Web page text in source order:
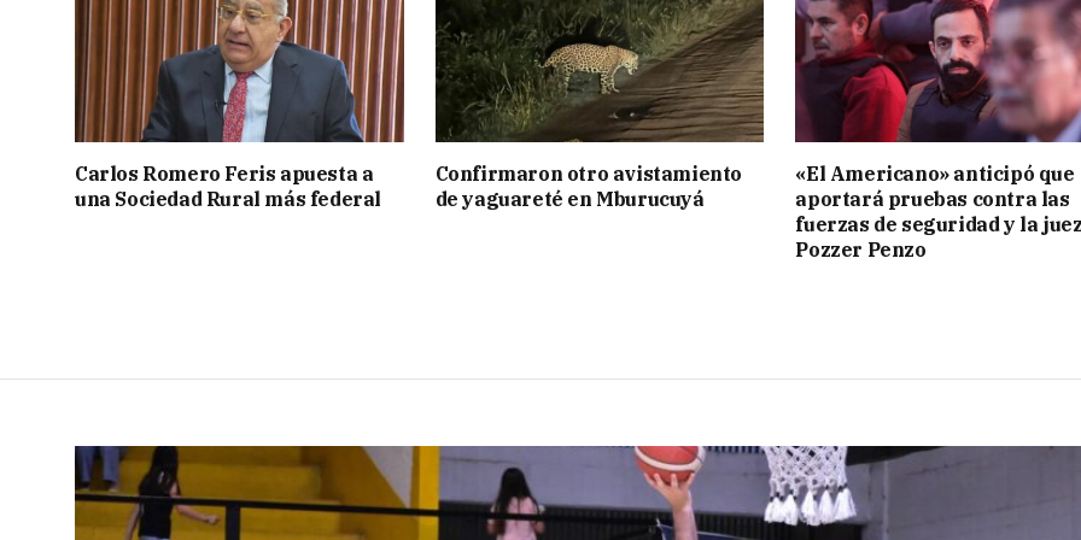
Carlos Romero Feris apuesta a
una Sociedad Rural más federal
Confirmaron otro avistamiento
de yaguareté en Mburucuyá
«El Americano» anticipó que
aportará pruebas contra las
fuerzas de seguridad y la
Pozzer Penzo